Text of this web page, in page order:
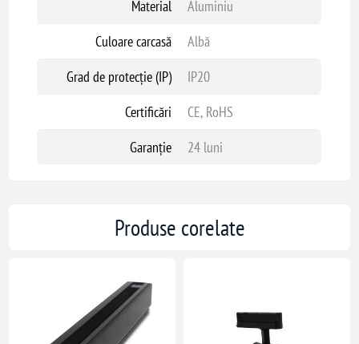
Material
Aluminiu
Culoare carcasă
Albă
Grad de protecție (IP)
IP20
Certificări
CE, RoHS
Garanție
24 luni
Produse corelate